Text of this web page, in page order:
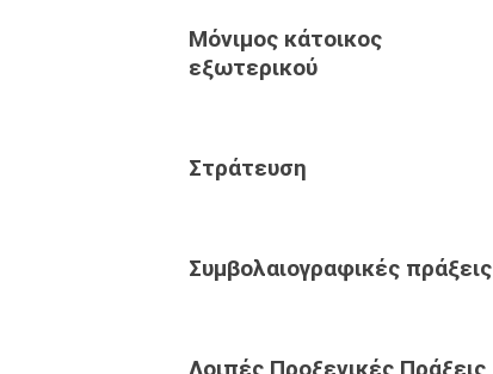
Μόνιμος κάτοικος
εξωτερικού
Στράτευση
Συμβολαιογραφικές πράξεις